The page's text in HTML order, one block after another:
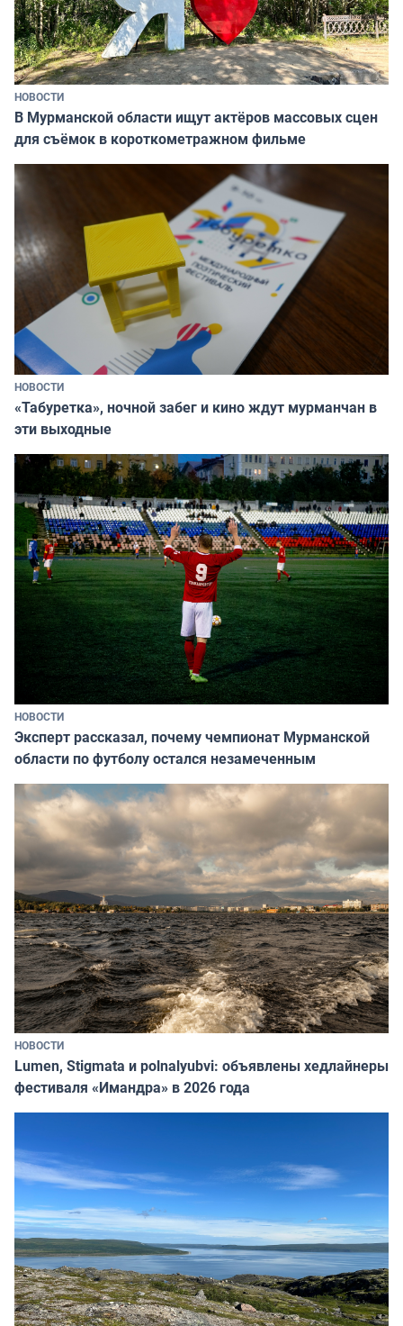
НОВОСТИ
В Мурманской области ищут актёров массовых сцен
для съёмок в короткометражном фильме
НОВОСТИ
«Табуретка», ночной забег и кино ждут мурманчан в
эти выходные
НОВОСТИ
Эксперт рассказал, почему чемпионат Мурманской
области по футболу остался незамеченным
НОВОСТИ
Lumen, Stigmata и polnalyubvi: объявлены хедлайнеры
фестиваля «Имандра» в 2026 года